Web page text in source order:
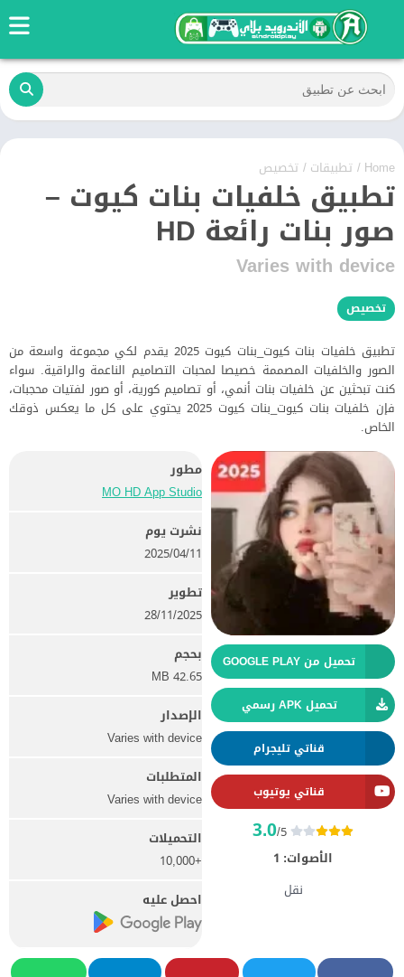
Home
/ تطبيقات / تخصيص
تطبيق خلفيات بنات كيوت –
صور بنات رائعة HD
Varies with device
تخصيص
تطبيق خلفيات بنات كيوت_بنات كيوت 2025 يقدم لكي مجموعة واسعة من
الصور والخلفيات المصممة خصيصا لمحبات التصاميم الناعمة والراقية. سواء
كنت تبحثين عن خلفيات بنات أنمي، أو تصاميم كورية، أو صور لفتيات محجبات،
فإن خلفيات بنات كيوت_بنات كيوت 2025 يحتوي على كل ما يعكس ذوقك
الخاص.
تحميل من GOOGLE PLAY
تحميل APK رسمي
قناتي تليجرام
قناتي يوتيوب
3.0/5
الأصوات: 1
نقل
مطور
MO HD App Studio
نشرت يوم
11‏/04‏/2025
تطوير
28/11/2025
بحجم
42.65 MB
الإصدار
Varies with device
المتطلبات
Varies with device
التحميلات
+10,000
احصل عليه